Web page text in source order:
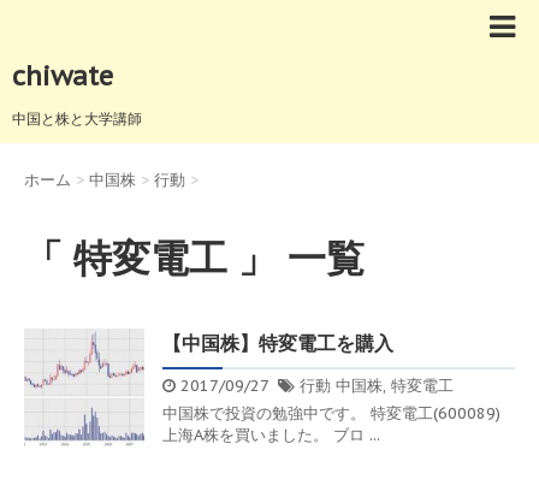
chiwate
中国と株と大学講師
ホーム > 中国株 > 行動 >
「 特変電工 」 一覧
【中国株】特変電工を購入
2017/09/27 行動 中国株, 特変電工
中国株で投資の勉強中です。 特変電工(600089)
上海A株を買いました。 ブロ ...